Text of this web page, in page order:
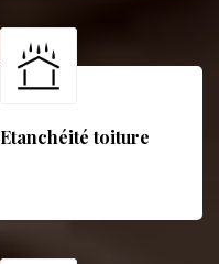
Etanchéité toiture